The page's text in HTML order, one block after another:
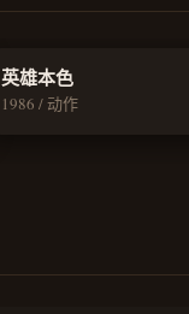
英雄本色
1986 / 动作